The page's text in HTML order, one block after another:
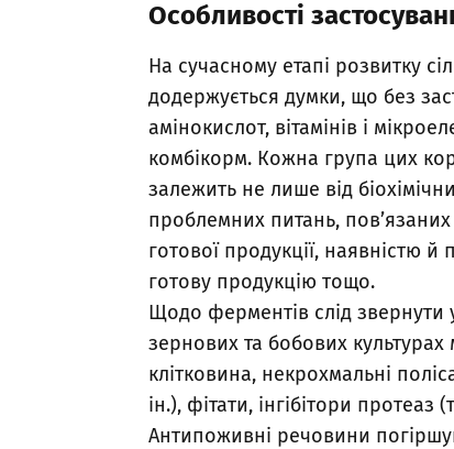
Особливості
На сучасному етапі розвитку
додержується думки, що без
амінокислот, вітамінів і
комбікорм. Кожна група цих
залежить не лише від
проблемних питань,
готової продукції, наявністю
готову продукцію тощо.
Щодо ферментів слід
зернових та бобових
клітковина, некрохмальні
ін.), фітати, інгібітори протеаз
Антипоживні речовини